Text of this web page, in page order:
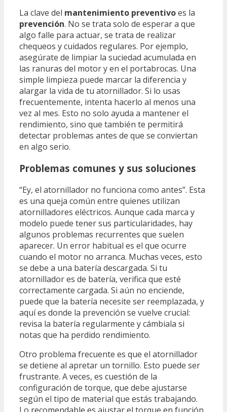
La clave del mantenimiento preventivoes la
prevención. No se trata solo de esperar a que
algo falle para actuar, se trata de realizar
chequeos y cuidados regulares. Por ejemplo,
asegúrate de limpiar la suciedad acumulada en
las ranuras del motor y en el portabrocas. Una
simple limpieza puede marcar la diferencia y
alargar la vida de tu atornillador. Si lo usas
frecuentemente, intenta hacerlo al menos una
vez al mes. Esto no solo ayuda a mantener el
rendimiento, sino que también te permitirá
detectar problemas antes de que se conviertan
en algo serio.
Problemas comunes y sus soluciones
“Ey, el atornillador no funciona como antes”. Esta
es una queja común entre quienes utilizan
atornilladores eléctricos. Aunque cada marca y
modelo puede tener sus particularidades, hay
algunos problemas recurrentes que suelen
aparecer. Un error habitual es el que ocurre
cuando el motor no arranca. Muchas veces, esto
se debe a una batería descargada. Si tu
atornillador es de batería, verifica que esté
correctamente cargada. Si aún no enciende,
puede que la batería necesite ser reemplazada, y
aquí es donde la prevención se vuelve crucial:
revisa la batería regularmente y cámbiala si
notas que ha perdido rendimiento.
Otro problema frecuente es que el atornillador
se detiene al apretar un tornillo. Esto puede ser
frustrante. A veces, es cuestión de la
configuración de torque, que debe ajustarse
según el tipo de material que estás trabajando.
Lo recomendable es ajustar el torque en función